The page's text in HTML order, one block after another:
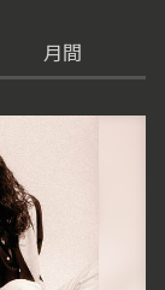
月間